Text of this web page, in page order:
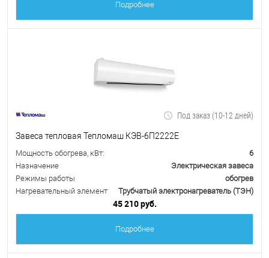
Подробнее
Под заказ (10-12 дней)
Завеса тепловая Тепломаш КЭВ-6П2222Е
Мощность обогрева, кВт:
6
Назначение
Электрическая завеса
Режимы работы
обогрев
Нагревательный элемент
Трубчатый электронагреватель (ТЭН)
45 210 руб.
Подробнее